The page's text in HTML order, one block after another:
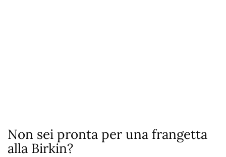
Non sei pronta per una frangetta
alla Birkin?